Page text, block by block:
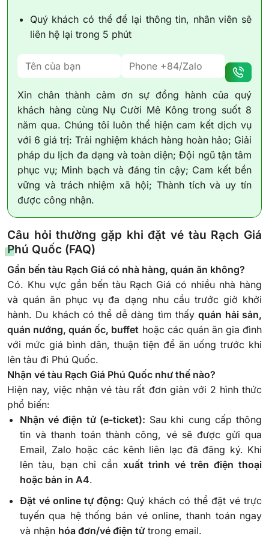
Quý khách có thể để lại thông tin, nhân viên sẽ
liên hệ lại trong 5 phút
Xin chân thành cảm ơn sự đồng hành của quý
khách hàng cùng Nụ Cười Mê Kông trong suốt 8
năm qua. Chúng tôi luôn thể hiện cam kết dịch vụ
với 6 giá trị: Trải nghiệm khách hàng hoàn hảo; Giải
pháp du lịch đa dạng và toàn diện; Đội ngũ tận tâm
phục vụ; Minh bạch và đáng tin cậy; Cam kết bền
vững và trách nhiệm xã hội; Thành tích và uy tín
được công nhận.
Câu hỏi thường gặp khi đặt vé tàu Rạch Giá
Phú Quốc (FAQ)
Gần bến tàu Rạch Giá có nhà hàng, quán ăn không?
Có. Khu vực gần bến tàu Rạch Giá có nhiều nhà hàng
và quán ăn phục vụ đa dạng nhu cầu trước giờ khởi
hành. Du khách có thể dễ dàng tìm thấyquán hải sản,
quán nướng, quán ốc, buffet hoặc các quán ăn gia đình
với mức giá bình dân, thuận tiện để ăn uống trước khi
lên tàu đi Phú Quốc.
Nhận vé tàu Rạch Giá Phú Quốc như thế nào?
Hiện nay, việc nhận vé tàu rất đơn giản với 2 hình thức
phổ biến:
Nhận vé điện tử (e-ticket): Sau khi cung cấp thông
tin và thanh toán thành công, vé sẽ được gửi qua
Email, Zalo hoặc các kênh liên lạc đã đăng ký. Khi
lên tàu, bạn chỉ cần xuất trình vé trên điện thoại
hoặc bản in A4.
Đặt vé online tự động: Quý khách có thể đặt vé trực
tuyến qua hệ thống bán vé online, thanh toán ngay
và nhận hóa đơn/vé điện tửtrong email.